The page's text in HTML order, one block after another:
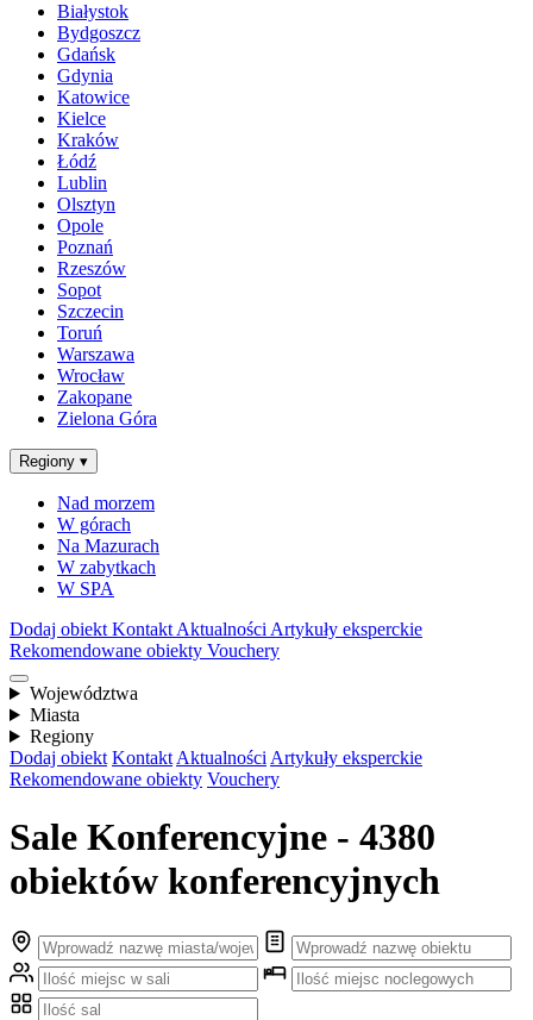
Białystok
Bydgoszcz
Gdańsk
Gdynia
Katowice
Kielce
Kraków
Łódź
Lublin
Olsztyn
Opole
Poznań
Rzeszów
Sopot
Szczecin
Toruń
Warszawa
Wrocław
Zakopane
Zielona Góra
Regiony ▾
Nad morzem
W górach
Na Mazurach
W zabytkach
W SPA
Dodaj obiekt Kontakt Aktualności Artykuły eksperckie
Rekomendowane obiekty Vouchery
Województwa
Miasta
Regiony
Dodaj obiekt Kontakt Aktualności Artykuły eksperckie
Rekomendowane obiekty Vouchery
Sale Konferencyjne - 4380
obiektów konferencyjnych